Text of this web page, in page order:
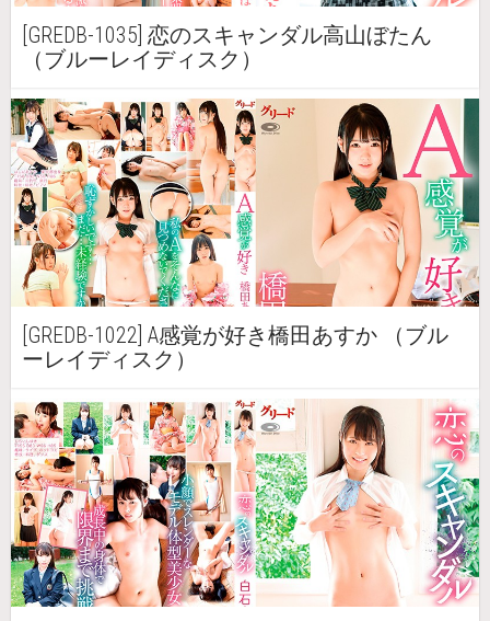
[GREDB-1035] 恋のスキャンダル高山ぼたん
（ブルーレイディスク）
[GREDB-1022] A感覚が好き橋田あすか （ブル
ーレイディスク）